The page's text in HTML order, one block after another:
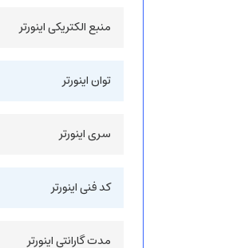
منبع الکتریکی اینورتر
توان اینورتر
سری اینورتر
کد فنی اینورتر
مدت گارانتی اینورتر